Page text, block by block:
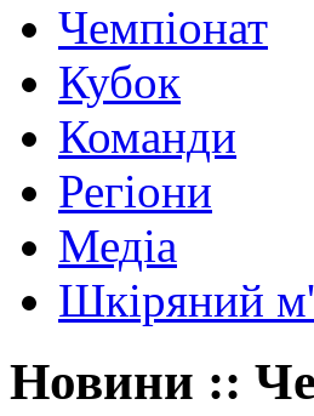
Чемпіонат
Кубок
Команди
Регіони
Медіа
Шкіряний
Новини ::